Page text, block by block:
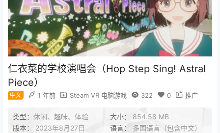
仁衣菜的学校演唱会（Hop Step Sing! Astral
Piece）
中文 1 年前 Steam VR 电脑游戏 322 0 推广
类型： 休闲、趣味、体验 大小： 854.58 MB
版本： 2023年8月27日 语言： 多国语言（包含中文）